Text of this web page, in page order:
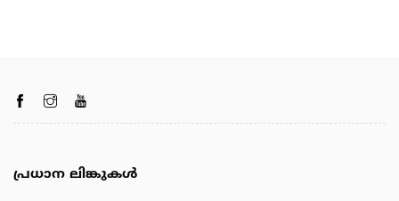
പ്രധാന ലിങ്കുകൾ